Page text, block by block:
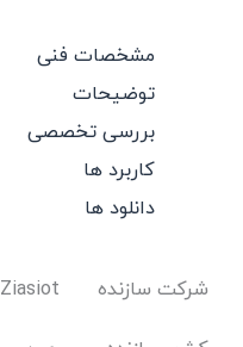
مشخصات فنی
توضیحات
بررسی تخصصی
کاربرد ها
دانلود ها
شرکت سازنده Ziasiot